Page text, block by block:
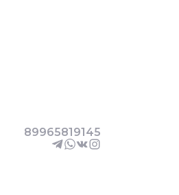
89965819145